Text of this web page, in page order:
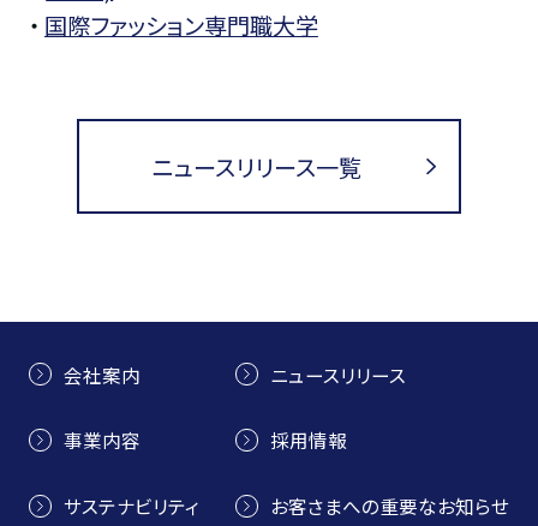
・ 国際ファッション専門職大学
ニュースリリース一覧
会社案内
事業内容
サステナビリティ
ニュースリリース
採用情報
お客さまへの重要なお知らせ